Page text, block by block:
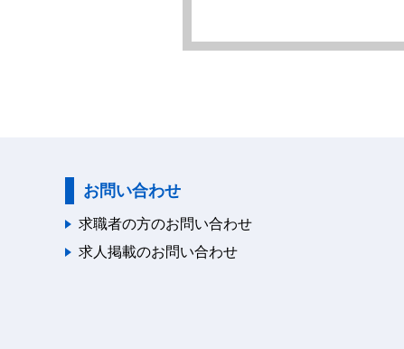
お問い合わせ
求職者の方のお問い合わせ
求人掲載のお問い合わせ